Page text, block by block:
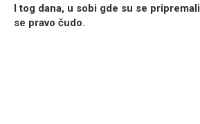
I tog dana, u sobi gde su se
se pravo čudo.